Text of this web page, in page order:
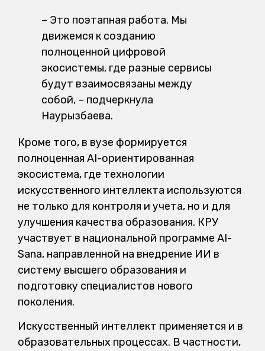
– Это поэтапная работа. Мы
движемся к созданию
полноценной цифровой
экосистемы, где разные сервисы
будут взаимосвязаны между
собой, – подчеркнула
Наурызбаева.
Кроме того, в вузе формируется
полноценная AI-ориентированная
экосистема, где технологии
искусственного интеллекта используются
не только для контроля и учета, но и для
улучшения качества образования. КРУ
участвует в национальной программе AI-
Sana, направленной на внедрение ИИ в
систему высшего образования и
подготовку специалистов нового
поколения.
Искусственный интеллект применяется и в
образовательных процессах. В частности,